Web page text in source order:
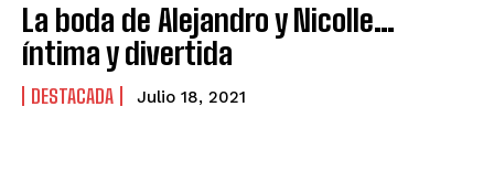
La boda de Alejandro y Nicolle…
íntima y divertida
DESTACADA Julio 18, 2021